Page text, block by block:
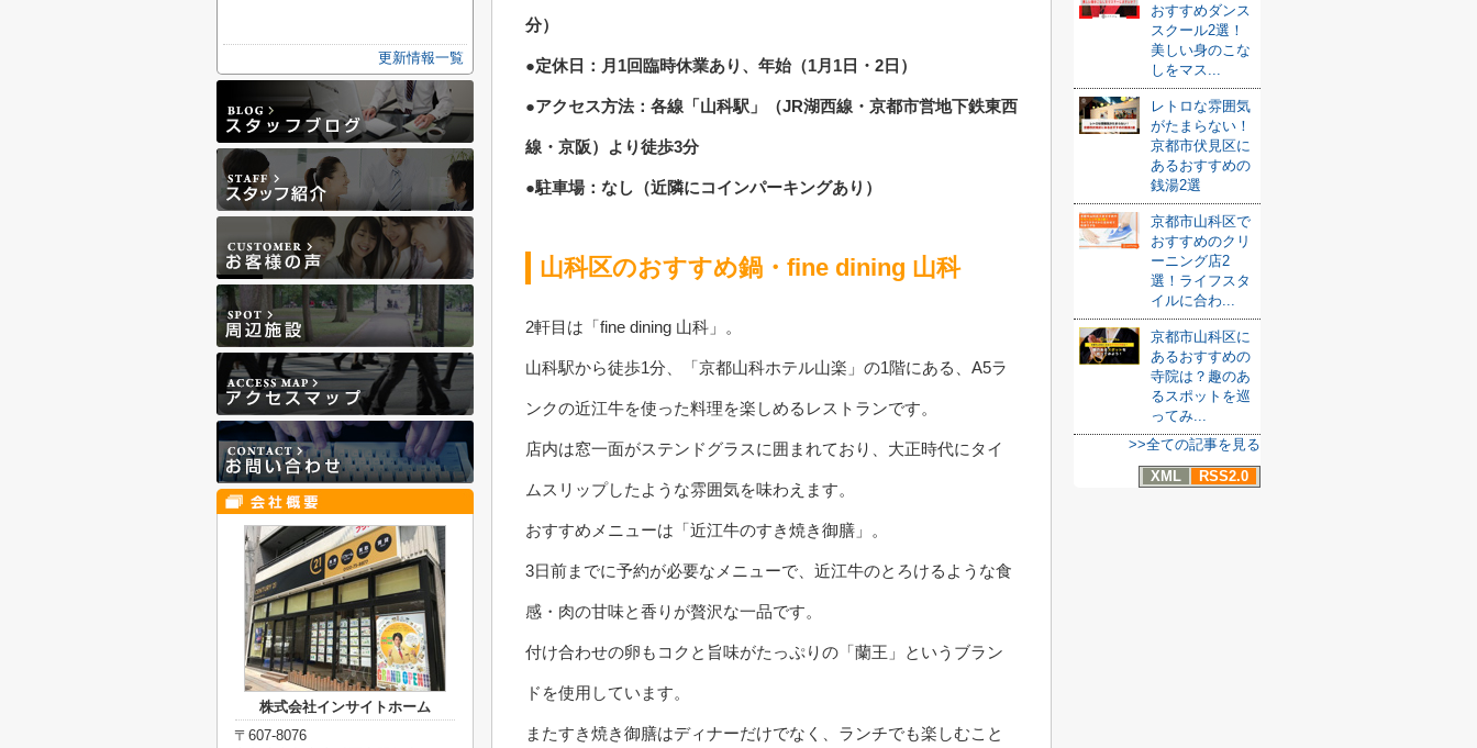
分）
●定休日：月1回臨時休業あり、年始（1月1日・2日）
●アクセス方法：各線「山科駅」（JR湖西線・京都市営地下鉄東西
線・京阪）より徒歩3分
●駐車場：なし（近隣にコインパーキングあり）
山科区のおすすめ鍋・fine dining 山科
2軒目は「fine dining 山科」。
山科駅から徒歩1分、「京都山科ホテル山楽」の1階にある、A5ラ
ンクの近江牛を使った料理を楽しめるレストランです。
店内は窓一面がステンドグラスに囲まれており、大正時代にタイ
ムスリップしたような雰囲気を味わえます。
おすすめメニューは「近江牛のすき焼き御膳」。
3日前までに予約が必要なメニューで、近江牛のとろけるような食
感・肉の甘味と香りが贅沢な一品です。
付け合わせの卵もコクと旨味がたっぷりの「蘭王」というブラン
ドを使用しています。
またすき焼き御膳はディナーだけでなく、ランチでも楽しむこと
おすすめダンス
スクール2選！
美しい身のこな
しをマス...
レトロな雰囲気
がたまらない！
京都市伏見区に
あるおすすめの
銭湯2選
京都市山科区で
おすすめのクリ
ーニング店2
選！ライフスタ
イルに合わ...
京都市山科区に
あるおすすめの
寺院は？趣のあ
るスポットを巡
ってみ...
>>全ての記事を見る
XML
RSS2.0
更新情報一覧
株式会社インサイトホーム
〒607-8076